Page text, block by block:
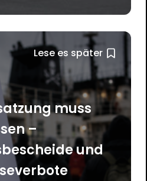
Lese es später
muss
–
und